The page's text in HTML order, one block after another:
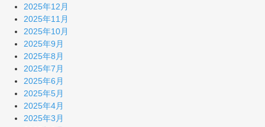
2025年12月
2025年11月
2025年10月
2025年9月
2025年8月
2025年7月
2025年6月
2025年5月
2025年4月
2025年3月